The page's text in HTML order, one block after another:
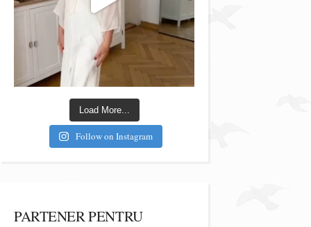
Load More...
Follow on Instagram
PARTENER PENTRU